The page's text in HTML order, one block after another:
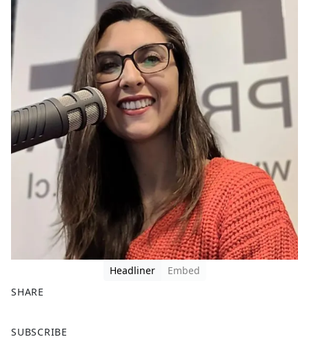
Headliner
Embed
SHARE
a
SUBSCRIBE